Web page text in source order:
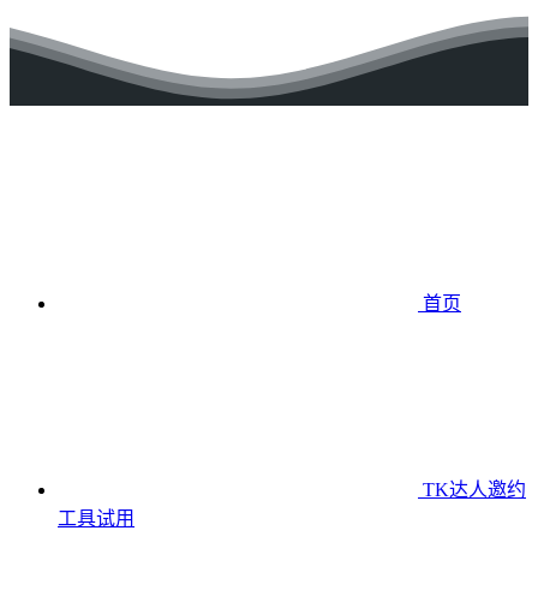
首页
TK达人邀约
工具试用